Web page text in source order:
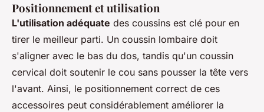
Positionnement et utilisation
L'utilisation adéquate des coussins est clé pour en
tirer le meilleur parti. Un coussin lombaire doit
s'aligner avec le bas du dos, tandis qu'un coussin
cervical doit soutenir le cou sans pousser la tête vers
l'avant. Ainsi, le positionnement correct de ces
accessoires peut considérablement améliorer la